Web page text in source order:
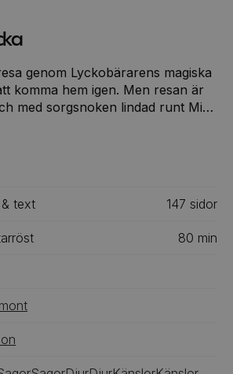
genom Lyckobärarens magiska
komma hem igen. Men resan är
med sorgsnoken lindad runt Mia
text 147 ‎‎ sidor
80 min